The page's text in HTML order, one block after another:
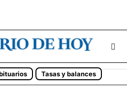
Tasas y balances